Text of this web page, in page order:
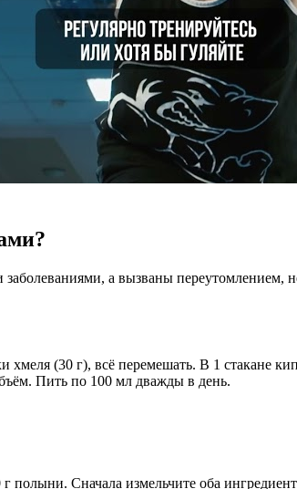
заболеваниями, а вызваны
(30 г), всё перемешать. В 1 стакане
Пить по 100 мл дважды в день.
полыни. Сначала измельчите оба